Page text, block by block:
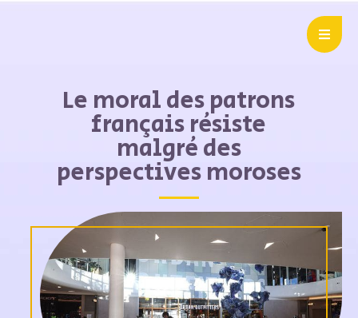
Le moral des patrons
français résiste
malgré des
perspectives moroses